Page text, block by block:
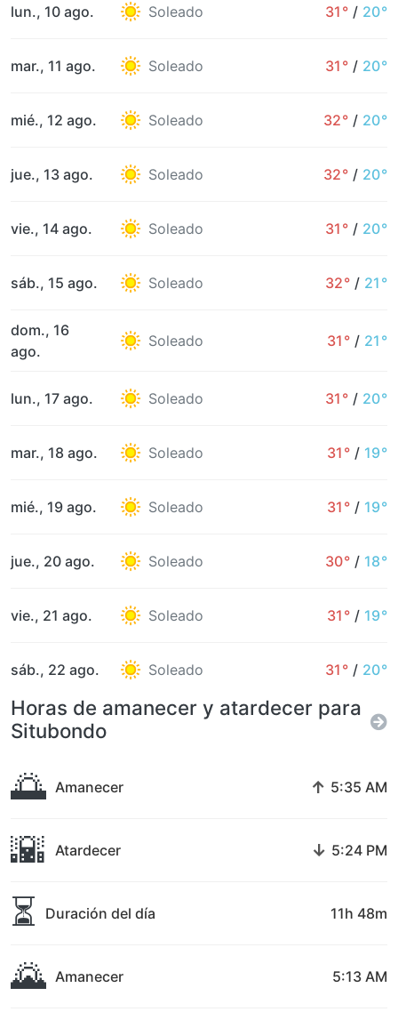
lun., 10 ago. Soleado 31° / 20°
mar., 11 ago. Soleado 31° / 20°
mié., 12 ago. Soleado 32° / 20°
jue., 13 ago. Soleado 32° / 20°
vie., 14 ago. Soleado 31° / 20°
sáb., 15 ago. Soleado 32° / 21°
dom., 16
ago.
Soleado 31° / 21°
lun., 17 ago. Soleado 31° / 20°
mar., 18 ago. Soleado 31° / 19°
mié., 19 ago. Soleado 31° / 19°
jue., 20 ago. Soleado 30° / 18°
vie., 21 ago. Soleado 31° / 19°
sáb., 22 ago. Soleado 31° / 20°
Horas de amanecer y atardecer para
Situbondo
🌅 Amanecer ↑ 5:35 AM
🌇 Atardecer ↓ 5:24 PM
⏳ Duración del día 11h 48m
🌄 Amanecer 5:13 AM